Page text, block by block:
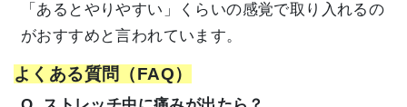
「あるとやりやすい」くらいの感覚で取り入れるの
がおすすめと言われています。
よくある質問（FAQ）